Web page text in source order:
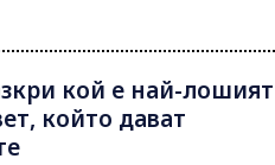
кой е най-лошият
който дават